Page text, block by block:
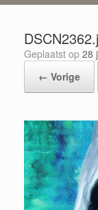
Geplaatst op 28
← Vorige